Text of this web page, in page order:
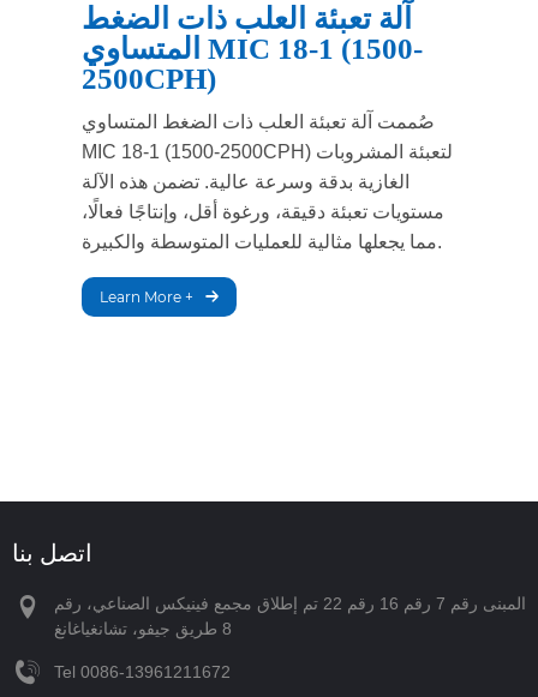
آلة تعبئة العلب ذات الضغط
المتساوي MIC 18-1 (1500-
2500CPH)
صُممت آلة تعبئة العلب ذات الضغط المتساوي
MIC 18-1 (1500-2500CPH) لتعبئة المشروبات
الغازية بدقة وسرعة عالية. تضمن هذه الآلة
مستويات تعبئة دقيقة، ورغوة أقل، وإنتاجًا فعالًا،
مما يجعلها مثالية للعمليات المتوسطة والكبيرة.
Learn More +
اتصل بنا
المبنى رقم 7 رقم 16 رقم 22 تم إطلاق مجمع فينيكس الصناعي، رقم
8 طريق جيفو، تشانغياغانغ
Tel ‪0086-13961211672‬